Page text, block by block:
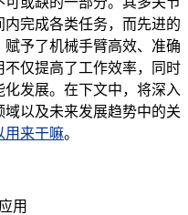
完成各类任务，而先进的
予了机械手臂高效、准确
仅提高了工作效率，同时
发展。在下文中，将深入
以及未来发展趋势中的关
用来干嘛。
用